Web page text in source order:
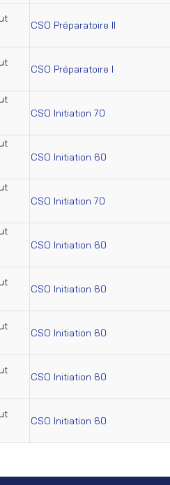
CSO Préparatoire II
CSO Préparatoire I
CSO Initiation 70
CSO Initiation 60
CSO Initiation 70
CSO Initiation 60
CSO Initiation 60
CSO Initiation 60
CSO Initiation 60
CSO Initiation 60